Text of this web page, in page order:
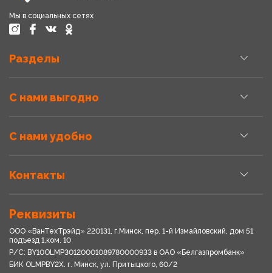
Мы в социальных сетях
Разделы
С нами выгодно
С нами удобно
Контакты
Реквизиты
ООО «ВанТехТрэйд» 220131, г.Минск, пер. 1-й Измайловский, дом 51
подъезд 1,ком. 10
Р/С: BY10OLMP30120001089780000933 в OАО «Белгазпромбанк»
БИК OLMPBY2X. г. Минск, ул. Притыцкого, 60/2